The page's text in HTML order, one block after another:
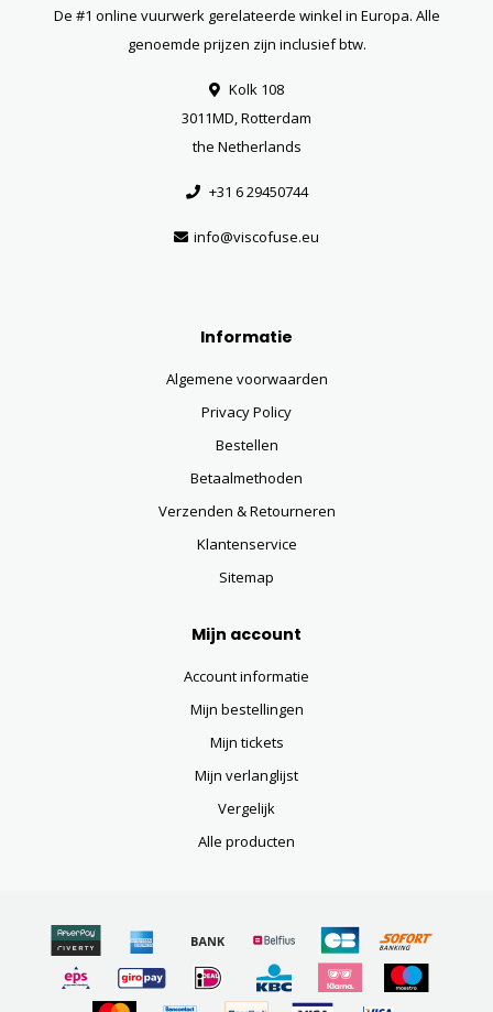
De #1 online vuurwerk gerelateerde winkel in Europa. Alle
genoemde prijzen zijn inclusief btw.
Kolk 108
3011MD, Rotterdam
the Netherlands
+31 6 29450744
info@viscofuse.eu
Informatie
Algemene voorwaarden
Privacy Policy
Bestellen
Betaalmethoden
Verzenden & Retourneren
Klantenservice
Sitemap
Mijn account
Account informatie
Mijn bestellingen
Mijn tickets
Mijn verlanglijst
Vergelijk
Alle producten